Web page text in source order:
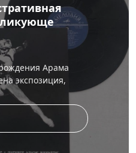
ликующе
Арама
экспозиция,
Хачатурян